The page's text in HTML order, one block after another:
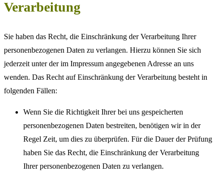
Verarbeitung
Sie haben das Recht, die Einschränkung der Verarbeitung Ihrer
personenbezogenen Daten zu verlangen. Hierzu können Sie sich
jederzeit unter der im Impressum angegebenen Adresse an uns
wenden. Das Recht auf Einschränkung der Verarbeitung besteht in
folgenden Fällen:
Wenn Sie die Richtigkeit Ihrer bei uns gespeicherten
personenbezogenen Daten bestreiten, benötigen wir in der
Regel Zeit, um dies zu überprüfen. Für die Dauer der Prüfung
haben Sie das Recht, die Einschränkung der Verarbeitung
Ihrer personenbezogenen Daten zu verlangen.